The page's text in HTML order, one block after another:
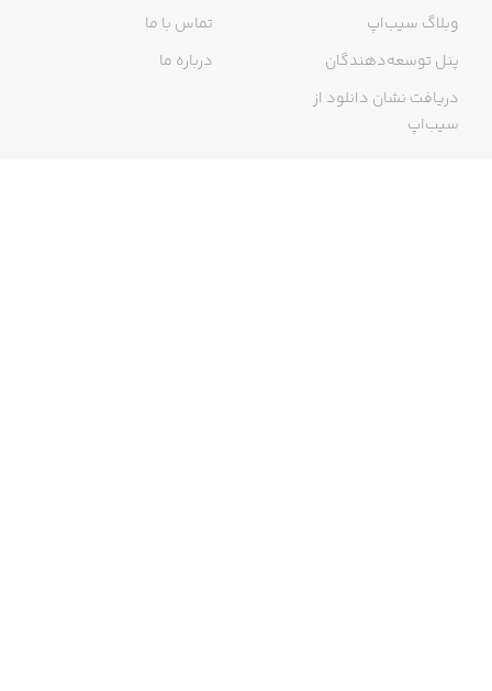
وبلاگ سیب‌اپ
پنل توسعه‌دهندگان
دریافت نشان دانلود از
سیب‌اپ
تماس با ما
درباره ما